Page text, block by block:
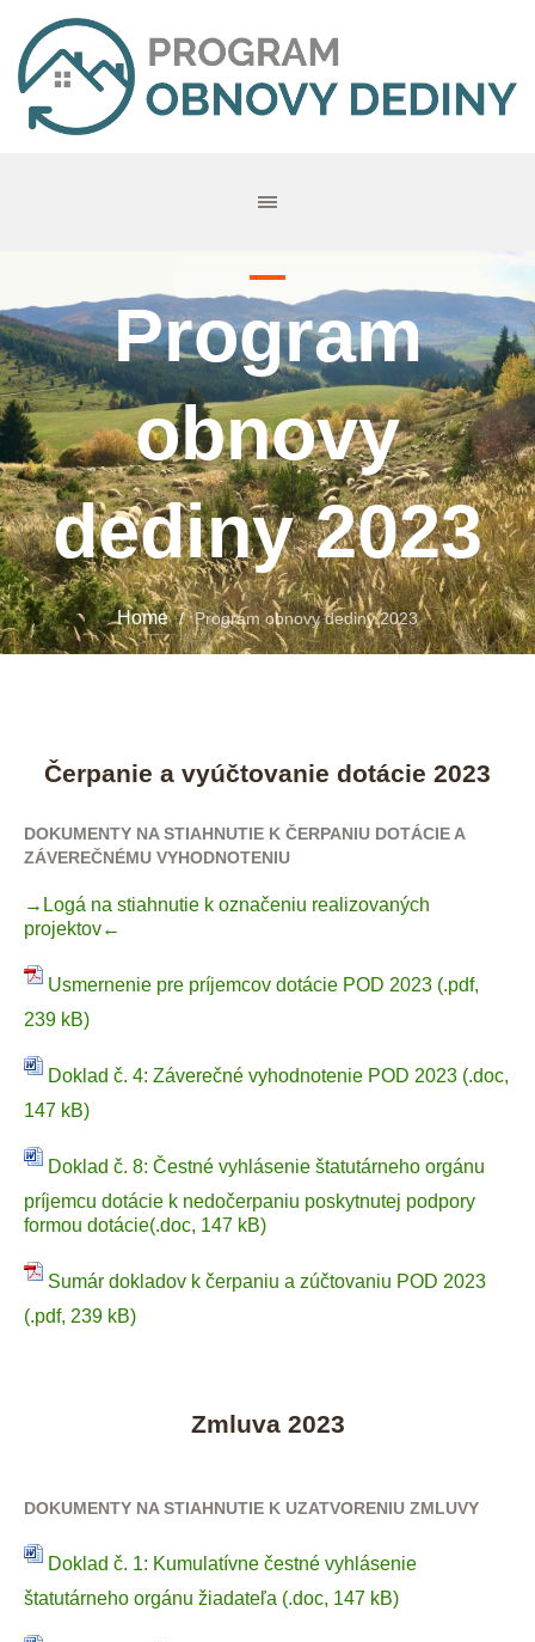
Program
obnovy
dediny 2023
Home / Program obnovy dediny 2023
Čerpanie a vyúčtovanie dotácie 2023
DOKUMENTY NA STIAHNUTIE K ČERPANIU DOTÁCIE A
ZÁVEREČNÉMU VYHODNOTENIU
→Logá na stiahnutie k označeniu realizovaných
projektov←
Usmernenie pre príjemcov dotácie POD 2023 (.pdf,
239 kB)
Doklad č. 4: Záverečné vyhodnotenie POD 2023 (.doc,
147 kB)
Doklad č. 8: Čestné vyhlásenie štatutárneho orgánu
príjemcu dotácie k nedočerpaniu poskytnutej podpory
formou dotácie(.doc, 147 kB)
Sumár dokladov k čerpaniu a zúčtovaniu POD 2023
(.pdf, 239 kB)
Zmluva 2023
DOKUMENTY NA STIAHNUTIE K UZATVORENIU ZMLUVY
Doklad č. 1: Kumulatívne čestné vyhlásenie
štatutárneho orgánu žiadateľa (.doc, 147 kB)